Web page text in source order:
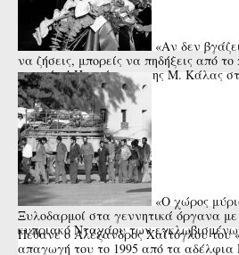
«Αν δεν
να ζήσεις, μπορείς να πηδήξεις από
πνιγείς»! Η απάντηση της Μ. Κάλας
«Ο χώρος
Ξυλοδαρμοί στα γεννητικά όργανα
κυπριακό Νταχάου των
Πέθανε ο Αλέξανδρος Χαΐτογλου
απαγωγή του το 1995 από τα αδέλφια